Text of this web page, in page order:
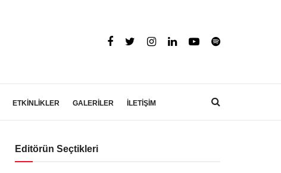
ETKİNLİKLER GALERİLER İLETİŞİM
Editörün Seçtikleri